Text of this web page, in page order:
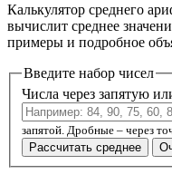
Калькулятор среднего
вычислит среднее
примеры и подробное
Введите набор чисел
Числа через запятую
Рассчитать среднее